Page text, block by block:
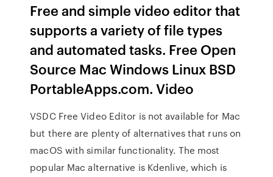
Free and simple video editor that
supports a variety of file types
and automated tasks. Free Open
Source Mac Windows Linux BSD
PortableApps.com. Video
VSDC Free Video Editor is not available for Mac
but there are plenty of alternatives that runs on
macOS with similar functionality. The most
popular Mac alternative is Kdenlive, which is